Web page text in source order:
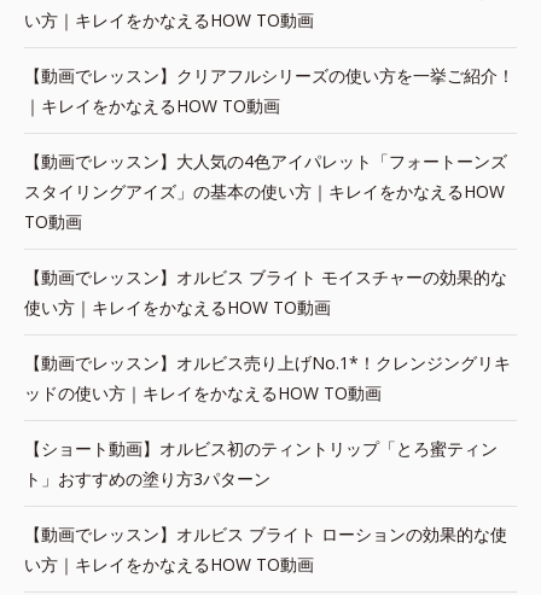
い方｜キレイをかなえるHOW TO動画
【動画でレッスン】クリアフルシリーズの使い方を一挙ご紹介！
｜キレイをかなえるHOW TO動画
【動画でレッスン】大人気の4色アイパレット「フォートーンズ
スタイリングアイズ」の基本の使い方｜キレイをかなえるHOW
TO動画
【動画でレッスン】オルビス ブライト モイスチャーの効果的な
使い方｜キレイをかなえるHOW TO動画
【動画でレッスン】オルビス売り上げNo.1*！クレンジングリキ
ッドの使い方｜キレイをかなえるHOW TO動画
【ショート動画】オルビス初のティントリップ「とろ蜜ティン
ト」おすすめの塗り方3パターン
【動画でレッスン】オルビス ブライト ローションの効果的な使
い方｜キレイをかなえるHOW TO動画